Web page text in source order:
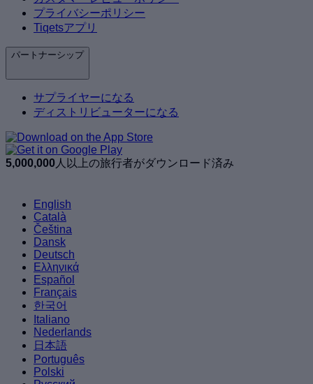
プライバシーポリシー
Tiqetsアプリ
パートナーシップ
サプライヤーになる
ディストリビューターになる
5,000,000 人以上の旅行者がダウンロード済み
English
Català
Čeština
Dansk
Deutsch
Ελληνικά
Español
Français
한국어
Italiano
Nederlands
日本語
Português
Polski